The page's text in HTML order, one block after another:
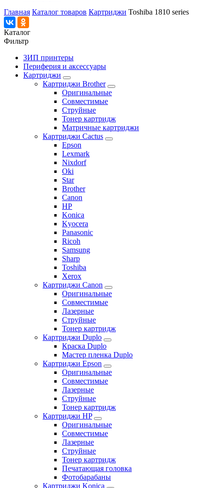
Главная Каталог товаров Картриджи Toshiba 1810 series
Каталог
Фильтр
ЗИП принтеры
Периферия и аксессуары
Картриджи
Картриджи Brother
Оригинальные
Совместимые
Струйные
Тонер картридж
Матричные картриджи
Картриджи Cactus
Epson
Lexmark
Nixdorf
Oki
Star
Brother
Canon
HP
Konica
Kyocera
Panasonic
Ricoh
Samsung
Sharp
Toshiba
Xerox
Картриджи Canon
Оригинальные
Совместимые
Лазерные
Струйные
Тонер картридж
Картриджи Duplo
Краска Duplo
Мастер пленка Duplo
Картриджи Epson
Оригинальные
Совместимые
Лазерные
Струйные
Тонер картридж
Картриджи HP
Оригинальные
Совместимые
Лазерные
Струйные
Тонер картридж
Печатающая головка
Фотобарабаны
Картриджи Konica